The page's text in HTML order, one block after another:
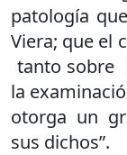
patología
Viera; que el
tanto sobre
la
otorga un
sus dichos”.